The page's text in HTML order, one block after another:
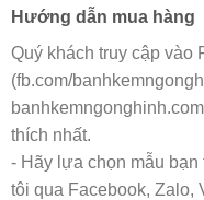
Hướng dẫn mua hàng
Quý khách truy cập vào
(fb.com/
thích nhất.
- Hãy lựa chọn mẫu
tôi qua Facebook, Zalo,